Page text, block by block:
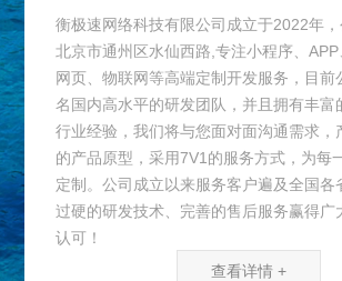
衡极速网络科技有限公司成立于2022年
北京市通州区水仙西路,专注小程序、
网页、物联网等高端定制开发服务，目前
名国内高水平的研发团队，并且拥有丰富
行业经验，我们将与您面对面沟通需求，
的产品原型，采用7V1的服务方式，为每
定制。公司成立以来服务客户遍及全国各
过硬的研发技术、完善的售后服务赢得广
认可！
查看详情 +